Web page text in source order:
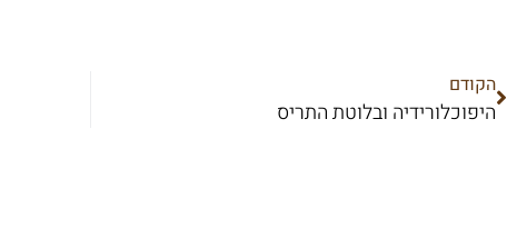
הקודם
היפוכלורידיה ובלוטת התריס